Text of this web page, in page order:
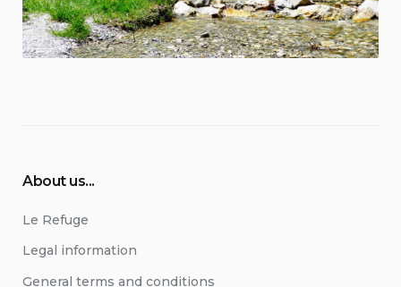
About us...
Le Refuge
Legal information
General terms and conditions